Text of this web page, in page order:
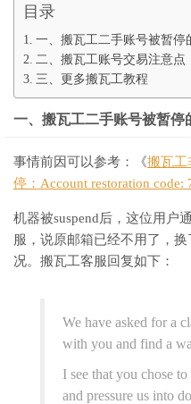
目录
一、搬瓦工二手账号被暂停
二、搬瓦工账号交易注意点
三、更多搬瓦工教程
一、搬瓦工二手账号被暂停
事情前因可以参考：《搬瓦工
停：Account restoration code:
机器被suspend后，这位用户
服，说原邮箱已经不用了，
况。搬瓦工客服回复如下：
We have asked for a
with you and find a
I see that you chose
and pressure us into